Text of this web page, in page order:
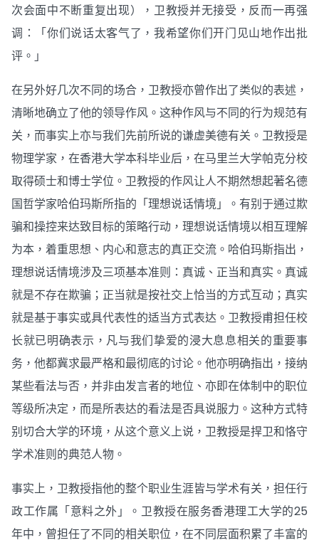
次会面中不断重复出现），卫教授并无接受，反而一再强
调：「你们说话太客气了，我希望你们开门见山地作出批
评。」
在另外好几次不同的场合，卫教授亦曾作出了类似的表述，
清晰地确立了他的领导作风。这种作风与不同的行为规范有
关，而事实上亦与我们先前所说的谦虚美德有关。卫教授是
物理学家，在香港大学本科毕业后，在马里兰大学帕克分校
取得硕士和博士学位。卫教授的作风让人不期然想起著名德
国哲学家哈伯玛斯所指的「理想说话情境」。有别于通过欺
骗和操控来达致目标的策略行动，理想说话情境以相互理解
为本，着重思想、内心和意志的真正交流。哈伯玛斯指出，
理想说话情境涉及三项基本准则：真诚、正当和真实。真诚
就是不存在欺骗；正当就是按社交上恰当的方式互动；真实
就是基于事实或具代表性的适当方式表达。卫教授甫担任校
长就已明确表示，凡与我们挚爱的浸大息息相关的重要事
务，他都冀求最严格和最彻底的讨论。他亦明确指出，接纳
某些看法与否，并非由发言者的地位、亦即在体制中的职位
等级所决定，而是所表达的看法是否具说服力。这种方式特
别切合大学的环境，从这个意义上说，卫教授是捍卫和恪守
学术准则的典范人物。
事实上，卫教授指他的整个职业生涯皆与学术有关，担任行
政工作属「意料之外」。卫教授在服务香港理工大学的25
年中，曾担任了不同的相关职位，在不同层面积累了丰富的